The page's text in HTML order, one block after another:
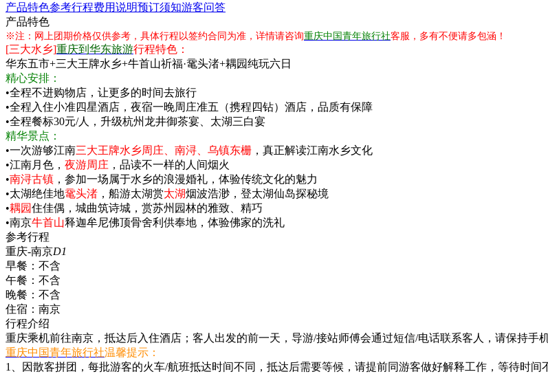
产品特色参考行程费用说明预订须知游客问答
产品特色
※注：网上团期价格仅供参考，具体行程以签约合同为准，详情请咨询重庆中国青年旅行社客服，多有不便请多包涵！
[三大水乡]重庆到华东旅游行程特色：
华东五市+三大王牌水乡+牛首山祈福·鼋头渚+耦园纯玩六日
精心安排：
•全程不进购物店，让更多的时间去旅行
•全程入住小准四星酒店，夜宿一晚周庄准五（携程四钻）酒店，品质有保障
•全程餐标30元/人，升级杭州龙井御茶宴、太湖三白宴
精华景点：
•一次游够江南三大王牌水乡周庄、南浔、乌镇东栅 ，真正解读江南水乡文化
•江南月色， 夜游周庄 ，品读不一样的人间烟火
•南浔古镇 ，参加一场属于水乡的浪漫婚礼，体验传统文化的魅力
•太湖绝佳地鼋头渚 ，船游太湖赏太湖烟波浩渺，登太湖仙岛探秘境
•耦园住佳偶，城曲筑诗城，赏苏州园林的雅致、精巧
•南京牛首山释迦牟尼佛顶骨舍利供奉地，体验佛家的洗礼
参考行程
重庆-南京D1
早餐： 不含
午餐： 不含
晚餐： 不含
住宿： 南京
行程介绍
重庆乘机前往南京，抵达后入住酒店；客人出发的前一天，导游/接站师傅会通过短信/电话联系客人，请保持手
重庆中国青年旅行社温馨提示：
1、因散客拼团，每批游客的火车/航班抵达时间不同，抵达后需要等候，请提前同游客做好解释工作，等待时